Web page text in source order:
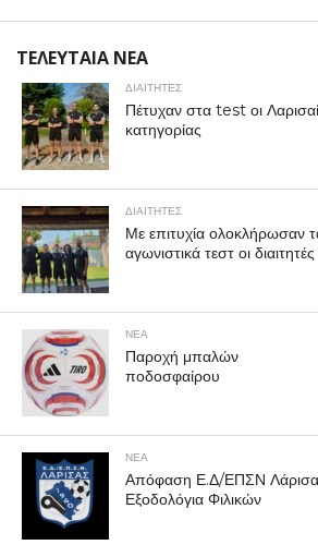
ΤΕΛΕΥΤΑΙΑ ΝΕΑ
ΔΙΑΙΤΗΤΕΣ
Πέτυχαν στα test οι
κατηγορίας
ΔΙΑΙΤΗΤΕΣ
Με επιτυχία ολοκλήρωσαν
αγωνιστικά τεστ οι
ΝΕΑ
Παροχή μπαλών
ποδοσφαίρου
ΝΕΑ
Απόφαση Ε.Δ/ΕΠΣΝ
Εξοδολόγια Φιλικών